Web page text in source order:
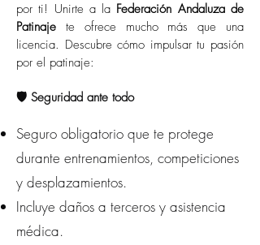
por ti! Unirte a la Federación Andaluza de
Patinaje te ofrece mucho más que una
licencia. Descubre cómo impulsar tu pasión
por el patinaje:
🛡️ Seguridad ante todo
Seguro obligatorio que te protege
durante entrenamientos, competiciones
y desplazamientos.
Incluye daños a terceros y asistencia
médica.